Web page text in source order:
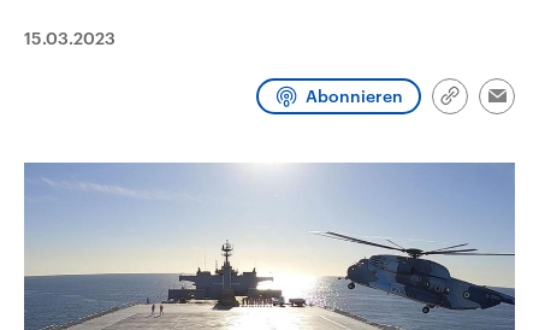
Sachsen-Anhalt wählt am 6.
Bundesland von einer Koalition aus
und Hintergründe zu den Parteien
und Kandidaten der anstehenden
den mächtigsten Ländern
mit großem Einfluss auf
aktuelle Weltgeschehen.
Sendungen Programm Podcasts
15.03.2023
Abonnieren
Link